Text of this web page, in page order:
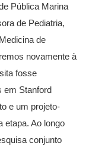
Pública Marina
de Pediatria,
de
novamente à
fosse
em Stanford
e um projeto-
etapa. Ao longo
conjunto